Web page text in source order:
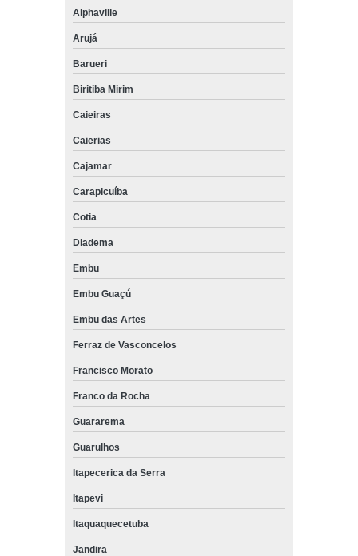
Alphaville
Arujá
Barueri
Biritiba Mirim
Caieiras
Caierias
Cajamar
Carapicuíba
Cotia
Diadema
Embu
Embu Guaçú
Embu das Artes
Ferraz de Vasconcelos
Francisco Morato
Franco da Rocha
Guararema
Guarulhos
Itapecerica da Serra
Itapevi
Itaquaquecetuba
Jandira